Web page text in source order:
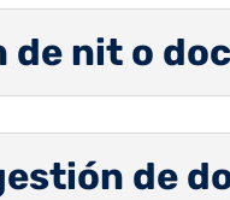
de nit o
de